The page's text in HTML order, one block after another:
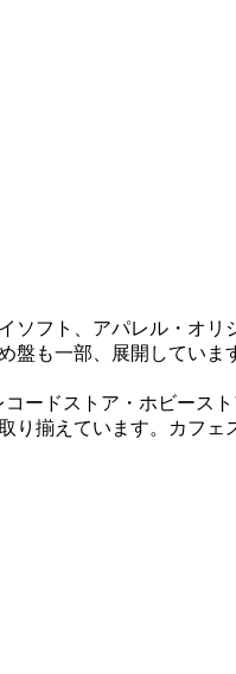
ソフト、アパレル・オ
盤も一部、展開していま
ードストア・ホビース
り揃えています。カフ